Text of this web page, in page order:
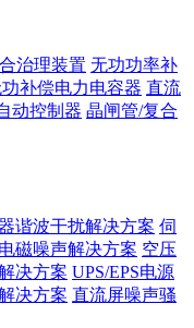
治理装置 无功功率补
补偿电力电容器 直流
动控制器 晶闸管/复合
谐波干扰解决方案 伺
磁噪声解决方案 空压
决方案 UPS/EPS电源
决方案 直流屏噪声骚